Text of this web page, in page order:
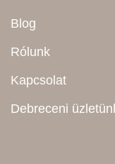
Blog
Rólunk
Kapcsolat
Debreceni